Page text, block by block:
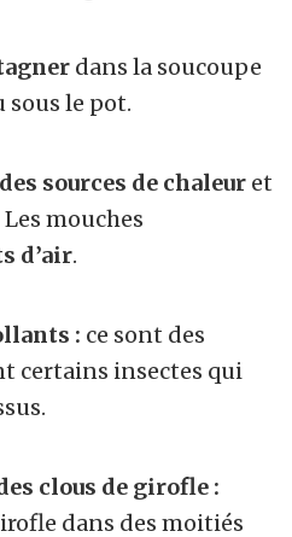
dans la soucoupe
sous le pot.
sources de chaleur et
mouches
d’air.
: ce sont des
certains insectes qui
clous de girofle :
dans des moitiés